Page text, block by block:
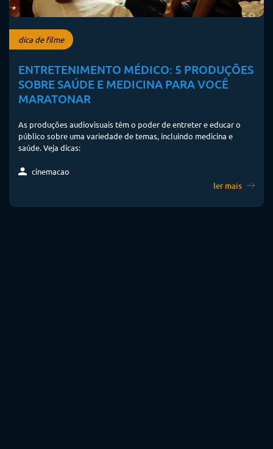
dica de filme
ENTRETENIMENTO MÉDICO: 5 PRODUÇÕES
SOBRE SAÚDE E MEDICINA PARA VOCÊ
MARATONAR
As produções audiovisuais têm o poder de entreter e educar o
público sobre uma variedade de temas, incluindo medicina e
saúde. Veja dicas:
cinemacao
ler mais